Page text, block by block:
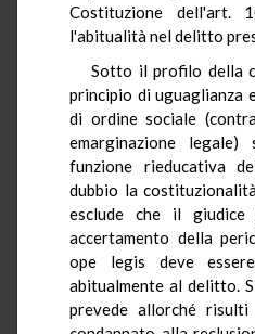
Costituzione dell'art.
l'abitualità nel delitto
Sotto il profilo della
principio di uguaglianza
di ordine sociale
emarginazione
funzione rieducativa
dubbio la
esclude che il giudice
accertamento della
ope legis deve
abitualmente al delitto.
prevede allorché